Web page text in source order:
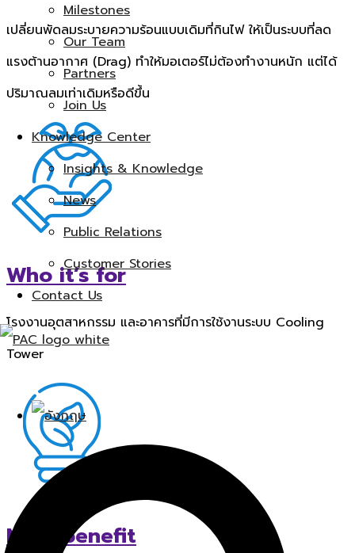
Milestones
Our Team
Partners
Join Us
Knowledge Center
Insights & Knowledge
News
Public Relations
Customer Stories
Contact Us
เปลี่ยนพัดลมระบายความร้อนแบบเดิมที่กินไฟ ให้เป็นระบบที่ลด
แรงต้านอากาศ (Drag) ทำให้มอเตอร์ไม่ต้องทำงานหนัก แต่ได้
ปริมาณลมเท่าเดิมหรือดีขึ้น
Who it’s for
โรงงานอุตสาหกรรม และอาคารที่มีการใช้งานระบบ Cooling
Tower
Main benefit